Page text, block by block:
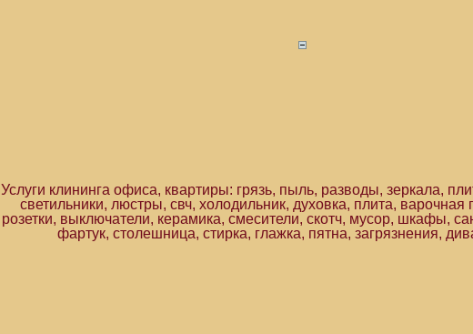
Услуги клининга офиса, квартиры: грязь, пыль, разводы, зеркала,
светильники, люстры, свч, холодильник, духовка, плита, варочная
розетки, выключатели, керамика, смесители, скотч, мусор, шкафы,
фартук, столешница, стирка, глажка, пятна, загрязнения,